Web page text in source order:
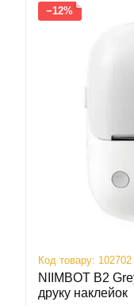
−12%
Код товару: 102702
NIIMBOT B2
друку наклейок